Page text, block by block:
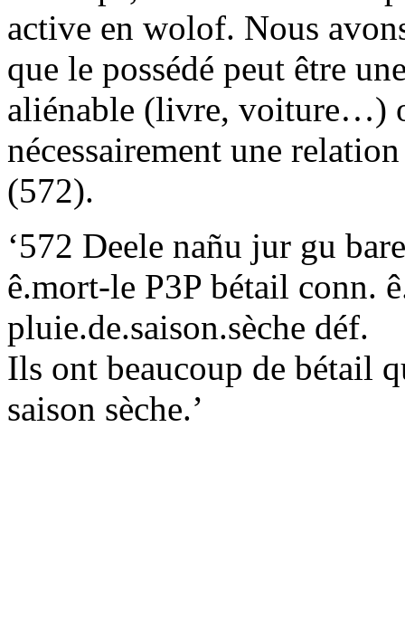
active en wolof. Nous
que le possédé peut être
aliénable (livre, voiture…)
nécessairement une
(572).
‘572 Deele nañu jur gu
ê.mort-le P3P bétail conn.
pluie.de.saison.sèche déf.
Ils ont beaucoup de bétail
saison sèche.’